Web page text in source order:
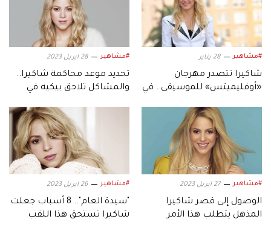
#مشاهير 28 يناير
شاكيرا تتصدر مهرجان
«أوفليميتس» للموسيقى.. في
#مشاهير 28 ابريل 2023
تحديد موعد محاكمة شاكيرا..
والمشاكل تلاحق بيكيه في
#مشاهير 27 ابريل 2023
الوصول إلى قصر شاكيرا
المذهل يتطلب هذا الأمر
#مشاهير 26 ابريل 2023
"سيدة العام".. 8 أسباب جعلت
شاكيرا تستحق هذا اللقب